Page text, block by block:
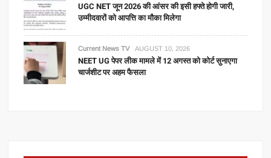
UGC NET जून 2026 की आंसर की इसी हफ्ते होगी जारी,
उम्मीदवारों को आपत्ति का मौका मिलेगा
Current News TV AUGUST 10, 2026
NEET UG पेपर लीक मामले में 12 अगस्त को कोर्ट सुनाएगा
चार्जशीट पर अहम फैसला